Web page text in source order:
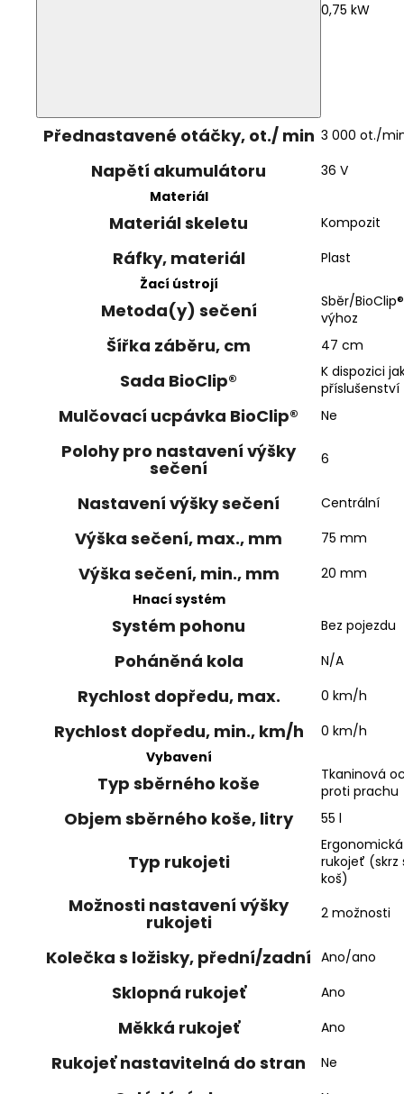
0,75 kW
Přednastavené otáčky, ot./ min 3 000 ot./
Napětí akumulátoru
36 V
Materiál
Materiál skeletu Kompozit
Ráfky, materiál
Plast
Žací ústrojí
Metoda(y) sečení
Sběr/
výhoz
Šířka záběru, cm 47 cm
Sada BioClip®
K dispozici
příslušenství
Mulčovací ucpávka BioClip® Ne
Polohy pro nastavení výšky
sečení 6
Nastavení výšky sečení Centrální
Výška sečení, max., mm 75 mm
Výška sečení, min., mm
20 mm
Hnací systém
Systém pohonu Bez pojezdu
Poháněná kola N/A
Rychlost dopředu, max. 0 km/h
Rychlost dopředu, min., km/h
0 km/h
Vybavení
Typ sběrného koše
Tkaninová
proti prachu
Objem sběrného koše, litry 55 l
Typ rukojeti
Ergonomická
rukojeť (skrz
koš)
Možnosti nastavení výšky
rukojeti 2 možnosti
Kolečka s ložisky, přední/zadní Ano/ano
Sklopná rukojeť Ano
Měkká rukojeť Ano
Rukojeť nastavitelná do stran Ne